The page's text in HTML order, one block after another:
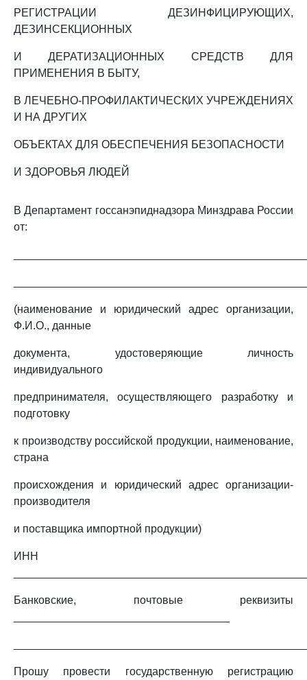
РЕГИСТРАЦИИ ДЕЗИНФИЦИРУЮЩИХ,
ДЕЗИНСЕКЦИОННЫХ
И ДЕРАТИЗАЦИОННЫХ СРЕДСТВ ДЛЯ
ПРИМЕНЕНИЯ В БЫТУ,
В ЛЕЧЕБНО-ПРОФИЛАКТИЧЕСКИХ УЧРЕЖДЕНИЯХ
И НА ДРУГИХ
ОБЪЕКТАХ ДЛЯ ОБЕСПЕЧЕНИЯ БЕЗОПАСНОСТИ
И ЗДОРОВЬЯ ЛЮДЕЙ
В Департамент госсанэпиднадзора Минздрава России
от:
(наименование и юридический адрес организации,
Ф.И.О., данные
документа, удостоверяющие личность
индивидуального
предпринимателя, осуществляющего разработку и
подготовку
к производству российской продукции, наименование,
страна
происхождения и юридический адрес организации-
производителя
и поставщика импортной продукции)
ИНН
Банковские, почтовые реквизиты
Прошу провести государственную регистрацию